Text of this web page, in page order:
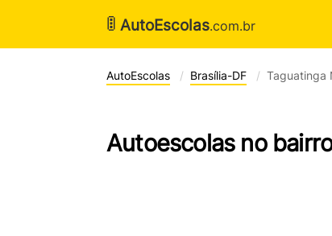
🚦 AutoEscolas.com.br
AutoEscolas Brasília-DF Taguatinga
Autoescolas no